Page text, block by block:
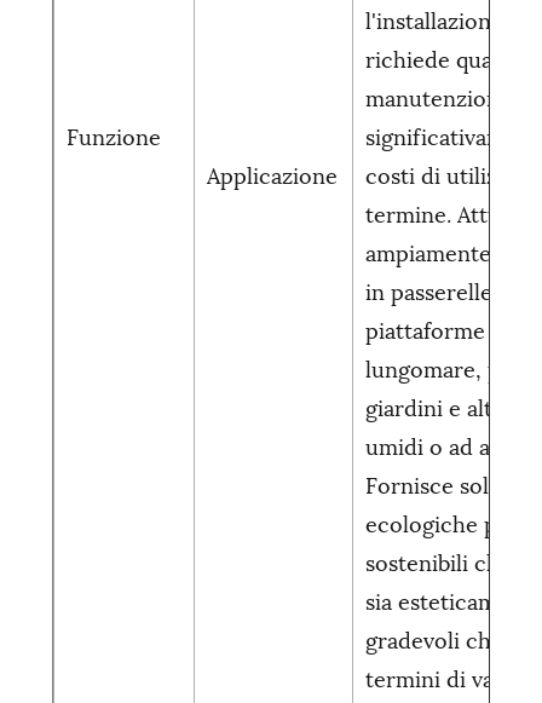
Funzione
Applicazione
l'installazione,
richiede quasi
manutenzione e
costi di utilizzo
termine.
ampiamente
in passerelle
piattaforme sul
lungomare,
giardini e altri
umidi o ad alto
Fornisce
ecologiche per
sostenibili che
sia esteticamente
gradevoli che
termini di valore.